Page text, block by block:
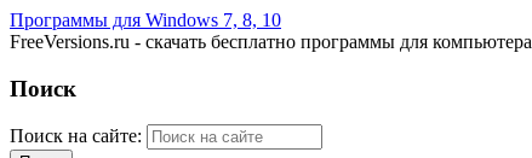
Программы для Windows 7, 8, 10
FreeVersions.ru - скачать бесплатно программы для компьютера
Поиск
Поиск на сайте: